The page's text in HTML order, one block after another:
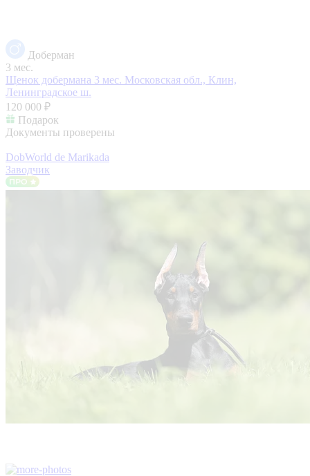
Доберман
3 мес.
Щенок добермана 3 мес. Московская обл., Клин,
Ленинградское ш.
120 000 ₽
Подарок
Документы проверены
DobWorld de Marikada
Заводчик